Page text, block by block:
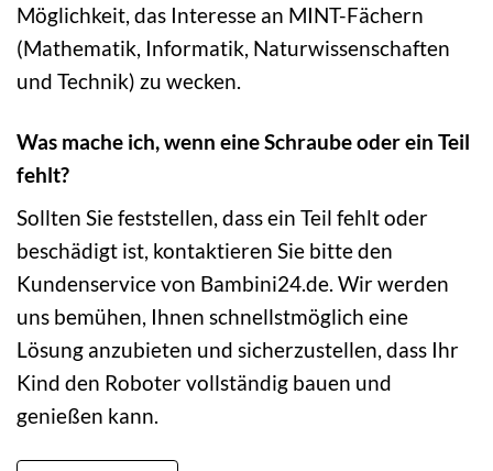
Möglichkeit, das Interesse an MINT-Fächern
(Mathematik, Informatik, Naturwissenschaften
und Technik) zu wecken.
Was mache ich, wenn eine Schraube oder ein Teil
fehlt?
Sollten Sie feststellen, dass ein Teil fehlt oder
beschädigt ist, kontaktieren Sie bitte den
Kundenservice von Bambini24.de. Wir werden
uns bemühen, Ihnen schnellstmöglich eine
Lösung anzubieten und sicherzustellen, dass Ihr
Kind den Roboter vollständig bauen und
genießen kann.